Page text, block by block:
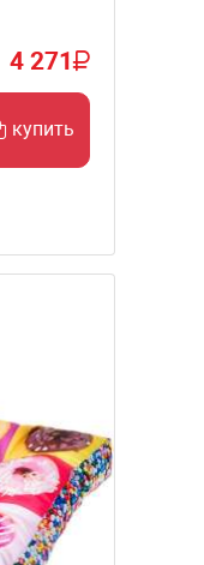
4 271
купить